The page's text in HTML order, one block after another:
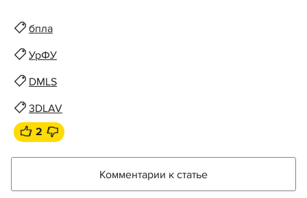
бпла
УрФУ
DMLS
3DLAV
2
Комментарии к статье